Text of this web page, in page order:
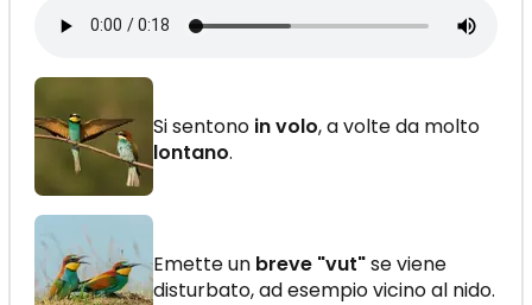
Si sentono in volo, a volte da molto
lontano.
Emette un breve "vut"se viene
disturbato, ad esempio vicino al nido.